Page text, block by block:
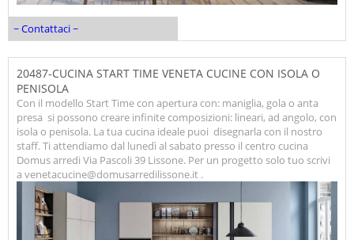
~ Contattaci ~
20487-CUCINA START TIME VENETA CUCINE CON ISOLA O
PENISOLA
Con il modello Start Time con apertura con: maniglia, gola o anta
presa si possono creare infinite composizioni: lineari, ad angolo, con
isola o penisola. La tua cucina ideale puoi disegnarla con il nostro
staff. Ti attendiamo dal lunedì al sabato presso il centro cucina
Domus arredi Via Pascoli 39 Lissone. Per un progetto solo tuo scrivi
a venetacucine@domusarredilissone.it .